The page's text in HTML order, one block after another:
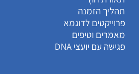
תהליך הזמנה
פרוייקטים לדוגמא
מאמרים וטיפים
פגישה עם יועצי DNA